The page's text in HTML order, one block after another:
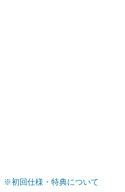
※初回仕様・特典について